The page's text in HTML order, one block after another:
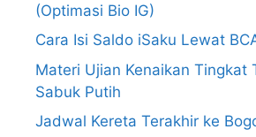
(Optimasi Bio IG)
Cara Isi Saldo iSaku Lewat
Materi Ujian Kenaikan Tingkat
Sabuk Putih
Jadwal Kereta Terakhir ke